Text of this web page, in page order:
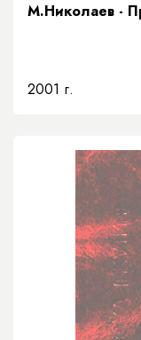
М.Николаев -
2001 г.